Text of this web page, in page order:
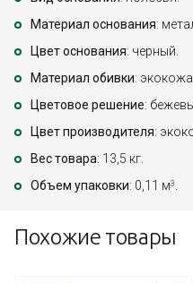
Материал основания:
Цвет основания: черный.
Материал обивки: экокожа.
Цветовое решение:
Цвет производителя:
Вес товара: 13,5 кг.
Объем упаковки: 0,11 м3
Похожие товары